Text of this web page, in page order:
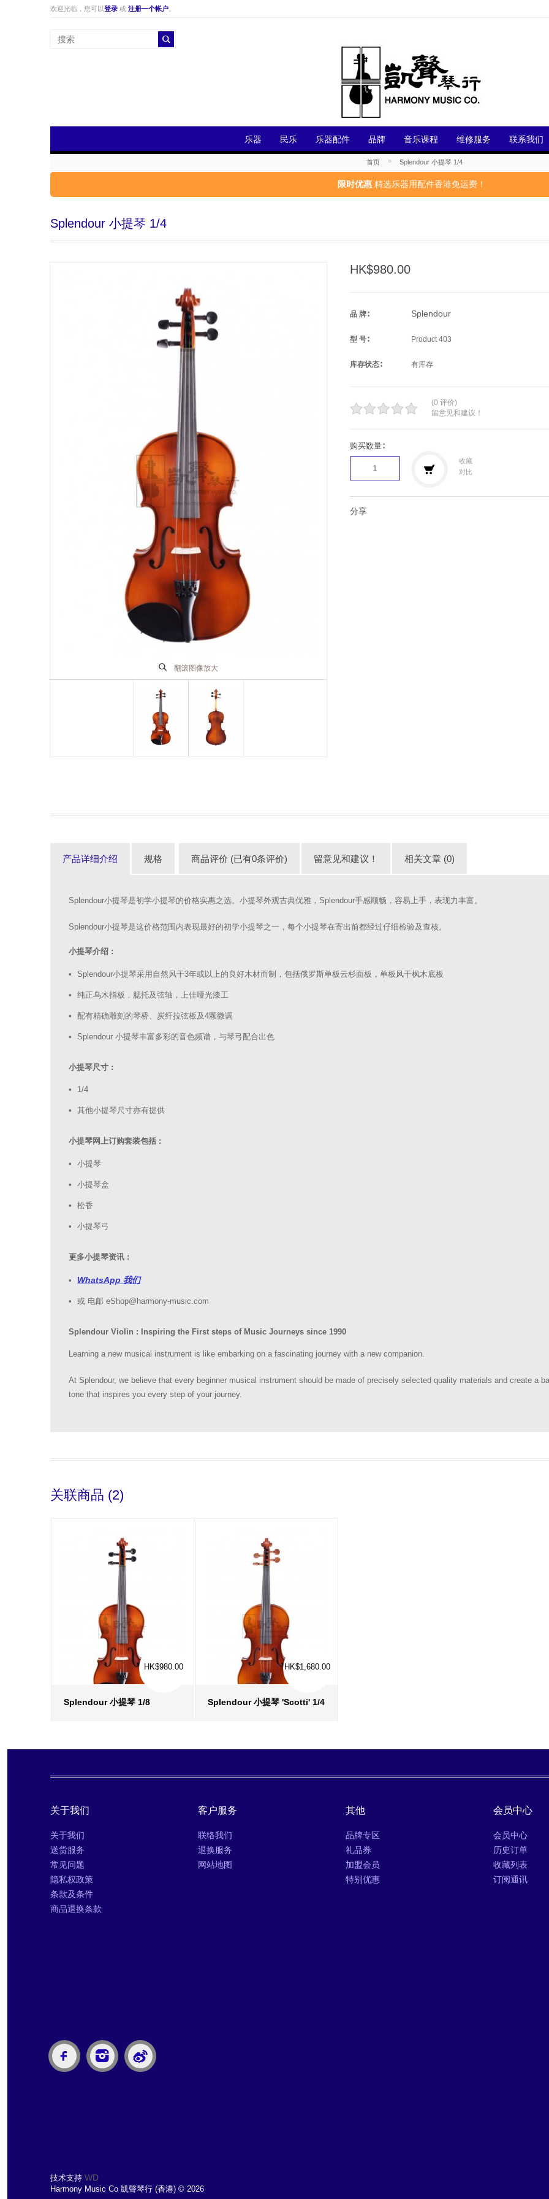
欢迎光临，您可以登录 或 注册一个帐户
乐器 民乐 乐器配件 品牌 音乐课程 维修服务 联系我们
首页 » Splendour 小提琴 1/4
限时优惠 精选乐器用配件香港免运费！
Splendour 小提琴 1/4
翻滚图像放大
HK$980.00
品 牌∶ Splendour
型 号∶ Product 403
库存状态∶ 有库存
(0 评价)
留意见和建议！
购买数量∶
收藏
对比
分享
产品详细介绍 规格 商品评价 (已有0条评价) 留意见和建议！ 相关文章 (0)
Splendour小提琴是初学小提琴的价格实惠之选。小提琴外观古典优雅，Splendour手感顺畅，容易上手，表现力丰富。
Splendour小提琴是这价格范围内表现最好的初学小提琴之一，每个小提琴在寄出前都经过仔细检验及查核。
小提琴介绍 :
Splendour小提琴采用自然风干3年或以上的良好木材而制，包括俄罗斯单板云杉面板，单板风干枫木底板
纯正乌木指板，腮托及弦轴，上佳哑光漆工
配有精确雕刻的琴桥、炭纤拉弦板及4颗微调
Splendour 小提琴丰富多彩的音色频谱，与琴弓配合出色
小提琴尺寸 :
1/4
其他小提琴尺寸亦有提供
小提琴网上订购套装包括 :
小提琴
小提琴盒
松香
小提琴弓
更多小提琴资讯 :
WhatsApp 我们
或 电邮 eShop@harmony-music.com
Splendour Violin : Inspiring the First steps of Music Journeys since 1990
Learning a new musical instrument is like embarking on a fascinating journey with a new companion.
At Splendour, we believe that every beginner musical instrument should be made of precisely selected quality materials and create a
tone that inspires you every step of your journey.
关联商品 (2)
Splendour 小提琴 1/8
收藏 ›
HK$980.00
Splendour 小提琴 'Scotti' 1/4
收藏 ›
HK$1,680.00
关于我们
关于我们
送货服务
常见问题
隐私权政策
条款及条件
商品退换条款
客户服务
联络我们
退换服务
网站地图
其他
品牌专区
礼品券
加盟会员
特别优惠
会员中心
会员中心
历史订单
收藏列表
订阅通讯
技术支持 WD
Harmony Music Co 凱聲琴行 (香港) © 2026